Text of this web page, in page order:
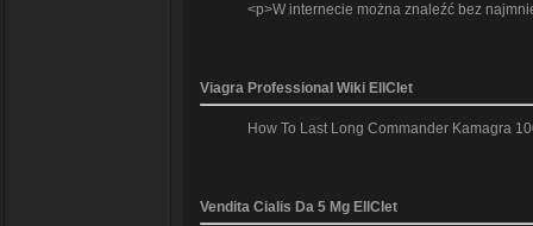
<p>W internecie można znaleźć bez
Viagra Professional Wiki EllClet
How To Last Long Commander Kamagra
Vendita Cialis Da 5 Mg EllClet